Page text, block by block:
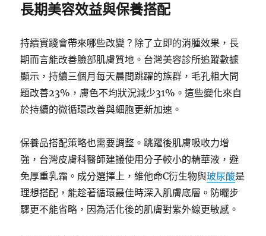
長期美容效益與保養搭配
持續實踐會帶來哪些改變？除了立即的消腫效果，長
期而言能改善臉部肌膚質地。台灣美容診所追蹤數據
顯示，持續三個月每天晨間跳躍的族群，毛孔粗大問
題改善23%，膚色不均狀況減少31%。這些變化來自
於持續的微循環改善與細胞更新加速。
保養品搭配策略也需要調整。跳躍後肌膚吸收力增
強，台灣皮膚科醫師建議使用分子較小的精華液，避
免厚重乳霜。成分選擇上，維他命C衍生物與玻尿酸是
理想搭配，能趁著循環最佳時深入肌膚底層。防曬步
驟更不能省略，因為活化後的肌膚對紫外線更敏感。